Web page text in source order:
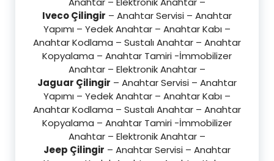
Iveco Çilingir – Anahtar Servisi – Anahtar
Yapımı – Yedek Anahtar – Anahtar Kabı –
Anahtar Kodlama – Sustalı Anahtar – Anahtar
Kopyalama – Anahtar Tamiri -İmmobilizer
Anahtar – Elektronik Anahtar –
Jaguar Çilingir – Anahtar Servisi – Anahtar
Yapımı – Yedek Anahtar – Anahtar Kabı –
Anahtar Kodlama – Sustalı Anahtar – Anahtar
Kopyalama – Anahtar Tamiri -İmmobilizer
Anahtar – Elektronik Anahtar –
Jeep Çilingir – Anahtar Servisi – Anahtar